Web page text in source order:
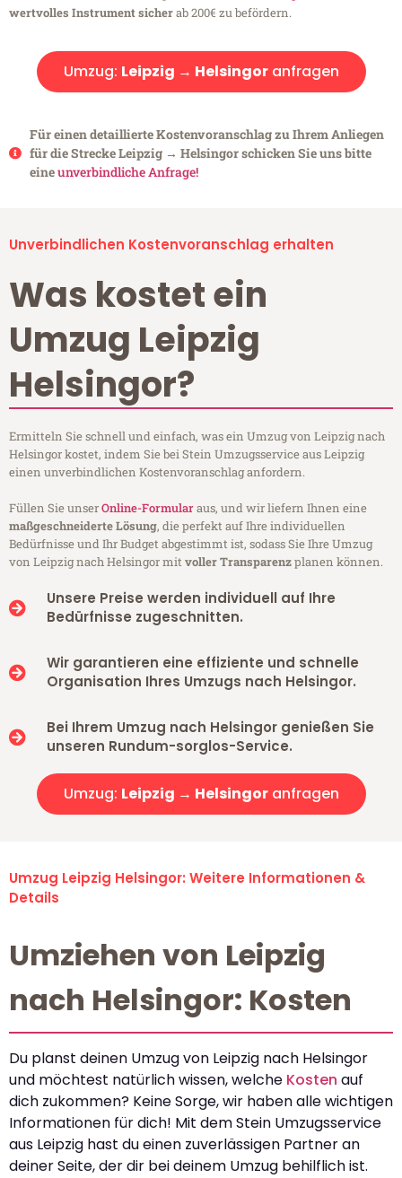
wertvolles Instrument sicherab 200€ zu befördern.
Umzug: Leipzig → Helsingoranfragen
Für einen detaillierte Kostenvoranschlag zu Ihrem Anliegen
für die Strecke Leipzig → Helsingor schicken Sie uns bitte
eineunverbindliche Anfrage!
Unverbindlichen Kostenvoranschlag erhalten
Was kostet ein
Umzug Leipzig
Helsingor?
Ermitteln Sie schnell und einfach, was ein Umzug von Leipzig nach
Helsingor kostet, indem Sie bei Stein Umzugsservice aus Leipzig
einen unverbindlichen Kostenvoranschlag anfordern.
Füllen Sie unserOnline-Formularaus, und wir liefern Ihnen eine
maßgeschneiderte Lösung, die perfekt auf Ihre individuellen
Bedürfnisse und Ihr Budget abgestimmt ist, sodass Sie Ihre Umzug
von Leipzig nach Helsingor mitvoller Transparenzplanen können.
Unsere Preise werden individuell auf Ihre
Bedürfnisse zugeschnitten.
Wir garantieren eine effiziente und schnelle
Organisation Ihres Umzugs nach Helsingor.
Bei Ihrem Umzug nach Helsingor genießen Sie
unseren Rundum-sorglos-Service.
Umzug: Leipzig → Helsingoranfragen
Umzug Leipzig Helsingor: Weitere Informationen &
Details
Umziehen von Leipzig
nach Helsingor: Kosten
Du planst deinen Umzug von Leipzig nach Helsingor
und möchtest natürlich wissen, welche Kosten auf
dich zukommen? Keine Sorge, wir haben alle wichtigen
Informationen für dich! Mit dem Stein Umzugsservice
aus Leipzig hast du einen zuverlässigen Partner an
deiner Seite, der dir bei deinem Umzug behilflich ist.